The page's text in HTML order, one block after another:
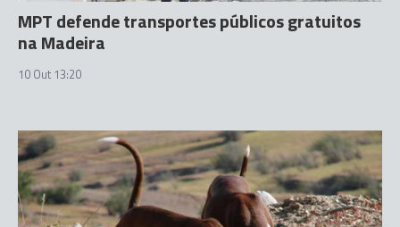
MPT defende transportes públicos gratuitos
na Madeira
10 Out 13:20